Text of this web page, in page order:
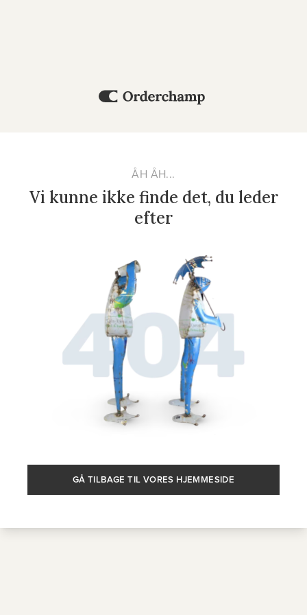
ÅH ÅH...
Vi kunne ikke finde det, du leder
efter
GÅ TILBAGE TIL VORES HJEMMESIDE